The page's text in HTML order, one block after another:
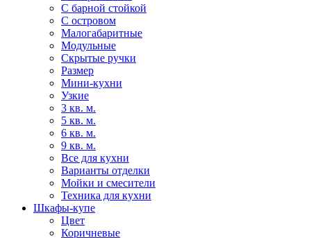
С барной стойкой
С островом
Малогабаритные
Модульные
Скрытые ручки
Размер
Мини-кухни
Узкие
3 кв. м.
5 кв. м.
6 кв. м.
9 кв. м.
Все для кухни
Варианты отделки
Мойки и смесители
Техника для кухни
Шкафы-купе
Цвет
Коричневые